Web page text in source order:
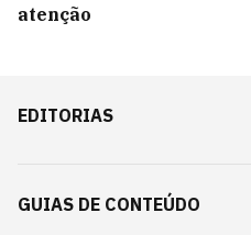
atenção
EDITORIAS
GUIAS DE CONTEÚDO